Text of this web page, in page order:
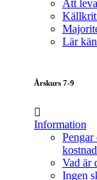
Att
Lär
Årskurs 7-9
Information
Pengar
Vad är
Ingen